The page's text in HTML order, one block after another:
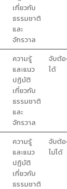
เกี่ยวกับ
ธรรมชาติ
และ
จักรวาล
ความรู้
และแนว
ปฏิบัติ
เกี่ยวกับ
ธรรมชาติ
และ
จักรวาล
จับต้
ได้
ความรู้
และแนว
ปฏิบัติ
เกี่ยวกับ
ธรรมชาติ
จับต้
ไม่ได้